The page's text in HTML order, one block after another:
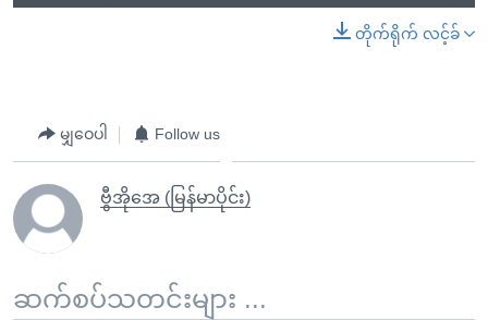
တိုက်ရိုက် လင့်ခ်
မျှဝေပါ Follow us
ဗွီအိုအေ (မြန်မာပိုင်း)
ဆက်စပ်သတင်းများ ...